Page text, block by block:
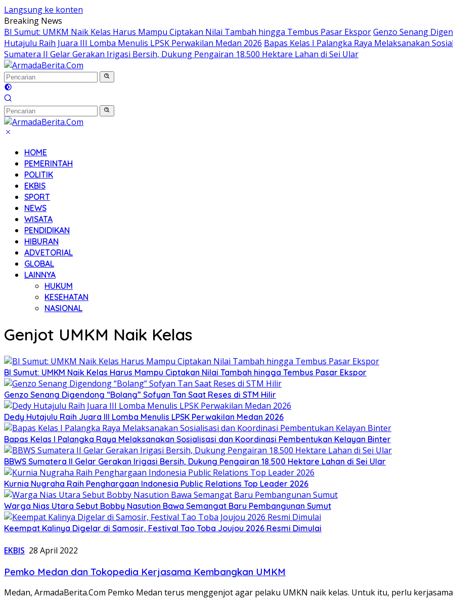
Langsung ke konten
Breaking News
BI Sumut: UMKM Naik Kelas Harus Mampu Ciptakan Nilai Tambah hingga Tembus Pasar EksporGenzo Senang
Hutajulu Raih Juara III Lomba Menulis LPSK Perwakilan Medan 2026 Bapas Kelas I Palangka Raya Melaksanakan
Sumatera II Gelar Gerakan Irigasi Bersih, Dukung Pengairan 18.500 Hektare Lahan di Sei Ular
HOME
PEMERINTAH
POLITIK
EKBIS
SPORT
NEWS
WISATA
PENDIDIKAN
HIBURAN
ADVETORIAL
GLOBAL
LAINNYA
HUKUM
KESEHATAN
NASIONAL
Genjot UMKM Naik Kelas
BI Sumut: UMKM Naik Kelas Harus Mampu Ciptakan Nilai Tambah hingga Tembus Pasar Ekspor
Genzo Senang Digendong “Bolang” Sofyan Tan Saat Reses di STM Hilir
Dedy Hutajulu Raih Juara III Lomba Menulis LPSK Perwakilan Medan 2026
Bapas Kelas I Palangka Raya Melaksanakan Sosialisasi dan Koordinasi Pembentukan Kelayan Binter
BBWS Sumatera II Gelar Gerakan Irigasi Bersih, Dukung Pengairan 18.500 Hektare Lahan di Sei Ular
Kurnia Nugraha Raih Penghargaan Indonesia Public Relations Top Leader 2026
Warga Nias Utara Sebut Bobby Nasution Bawa Semangat Baru Pembangunan Sumut
Keempat Kalinya Digelar di Samosir, Festival Tao Toba Joujou 2026 Resmi Dimulai
EKBIS 28 April 2022
Pemko Medan dan Tokopedia Kerjasama Kembangkan UMKM
Medan, ArmadaBerita.Com Pemko Medan terus menggenjot agar pelaku UMKN naik kelas. Untuk itu, perlu